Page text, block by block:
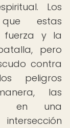
Los
estas
fuerza y la
pero
contra
peligros
las
en una